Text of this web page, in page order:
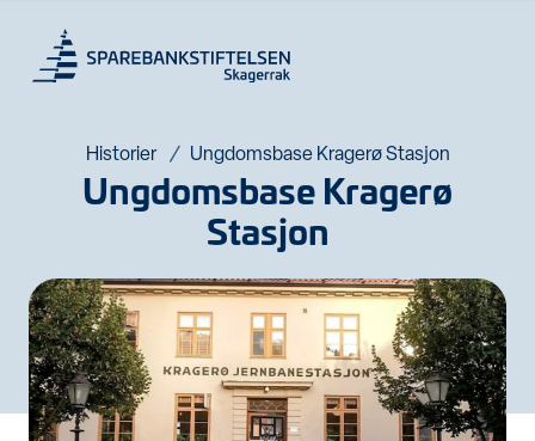
Historier Ungdomsbase Kragerø Stasjon
Ungdomsbase Kragerø
Stasjon